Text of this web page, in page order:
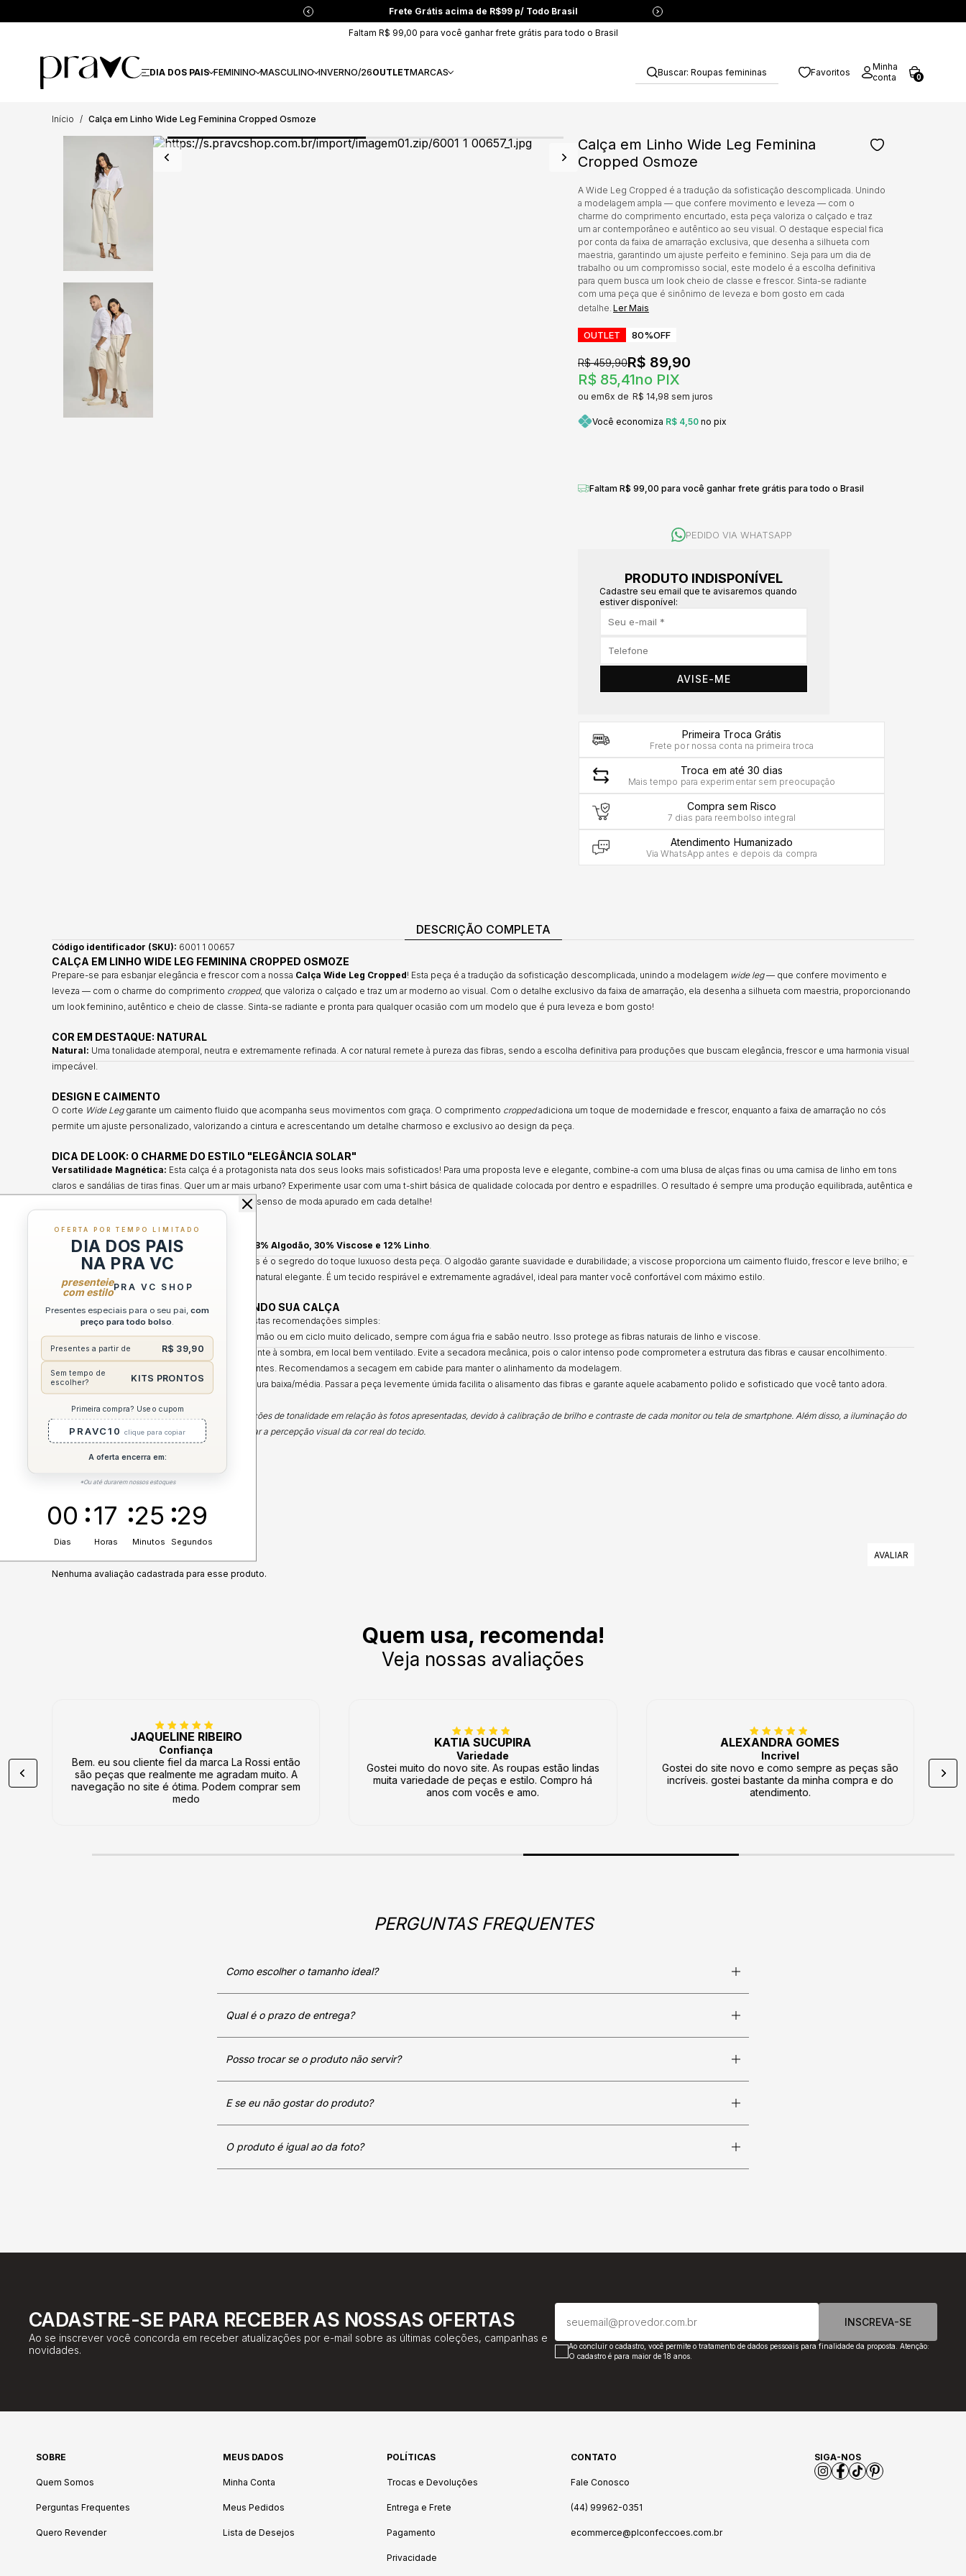
Frete Grátis acima de R$99 p/ Todo Brasil
Faltam R$ 99,00 para você ganhar frete grátis para todo o Brasil
DIA DOS PAIS FEMININO MASCULINO INVERNO/26OUTLETMARCAS Buscar: Roupas femininas Favoritos
Minha
conta
0
Início Calça em Linho Wide Leg Feminina Cropped Osmoze
Calça em Linho Wide Leg Feminina
Cropped Osmoze
A Wide Leg Cropped é a tradução da sofisticação descomplicada. Unindo
a modelagem ampla — que confere movimento e leveza — com o
charme do comprimento encurtado, esta peça valoriza o calçado e traz
um ar contemporâneo e autêntico ao seu visual. O destaque especial fica
por conta da faixa de amarração exclusiva, que desenha a silhueta com
maestria, garantindo um ajuste perfeito e feminino. Seja para um dia de
trabalho ou um compromisso social, este modelo é a escolha definitiva
para quem busca um look cheio de classe e frescor. Sinta-se radiante
com uma peça que é sinônimo de leveza e bom gosto em cada
detalhe.Ler Mais
OUTLET 80%OFF
R$ 85,41no PIX
R$ 459,90R$ 89,90
6x R$ 14,98 sem juros
Você economiza R$ 4,50 no pix
Faltam R$ 99,00 para você ganhar frete grátis para todo o Brasil
PEDIDO VIA WHATSAPP
PRODUTO INDISPONÍVEL
Cadastre seu email que te avisaremos quando
estiver disponível:
AVISE-ME
Primeira Troca Grátis
Frete por nossa conta na primeira troca
Troca em até 30 dias
Mais tempo para experimentar sem preocupação
Compra sem Risco
7 dias para reembolso integral
Atendimento Humanizado
Via WhatsApp antes e depois da compra
DESCRIÇÃO COMPLETA
Código identificador (SKU): 6001 1 00657
CALÇA EM LINHO WIDE LEG FEMININA CROPPED OSMOZE
Prepare-se para esbanjar elegância e frescor com a nossa Calça Wide Leg Cropped! Esta peça é a tradução da sofisticação descomplicada, unindo a modelagem wide leg— que confere movimento e
leveza — com o charme do comprimento cropped, que valoriza o calçado e traz um ar moderno ao visual. Com o detalhe exclusivo da faixa de amarração, ela desenha a silhueta com maestria, proporcionando
um look feminino, autêntico e cheio de classe. Sinta-se radiante e pronta para qualquer ocasião com um modelo que é pura leveza e bom gosto!
COR EM DESTAQUE: NATURAL
Natural: Uma tonalidade atemporal, neutra e extremamente refinada. A cor natural remete à pureza das fibras, sendo a escolha definitiva para produções que buscam elegância, frescor e uma harmonia visual
impecável.
DESIGN E CAIMENTO
O corte Wide Leggarante um caimento fluido que acompanha seus movimentos com graça. O comprimento croppedadiciona um toque de modernidade e frescor, enquanto a faixa de amarração no cós
permite um ajuste personalizado, valorizando a cintura e acrescentando um detalhe charmoso e exclusivo ao design da peça.
DICA DE LOOK: O CHARME DO ESTILO "ELEGÂNCIA SOLAR"
Versatilidade Magnética: Esta calça é a protagonista nata dos seus looks mais sofisticados! Para uma proposta leve e elegante, combine-a com uma blusa de alças finas ou uma camisa de linho em tons
claros e sandálias de tiras finas. Quer um ar mais urbano? Experimente usar com uma t-shirt básica de qualidade colocada por dentro e espadrilles. O resultado é sempre uma produção equilibrada, autêntica e
pronta para transmitir muita energia positiva e um senso de moda apurado em cada detalhe!
COMPOSIÇÃO E CAIMENTO PREMIUM
Blend de Fibras Nobres:Confeccionada com 58% Algodão, 30% Viscose e 12% Linho.
Conforto e Frescor:A combinação dessas fibras é o segredo do toque luxuoso desta peça. O algodão garante suavidade e durabilidade; a viscose proporciona um caimento fluido, frescor e leve brilho; e
o toque de linho confere a estrutura e o aspecto natural elegante. É um tecido respirável e extremamente agradável, ideal para manter você confortável com máximo estilo.
INSTRUÇÕES DE CUIDADO: CONSERVANDO SUA CALÇA
Para manter sua calça sempre como nova, siga estas recomendações simples:
Lavagem Gentil:Higienize preferencialmente à mão ou em ciclo muito delicado, sempre com água fria e sabão neutro. Isso protege as fibras naturais de linho e viscose.
Secagem ao Ar Livre:
Estenda a peça naturalmente à sombra, em local bem ventilado. Evite a secadora mecânica, pois o calor intenso pode comprometer a estrutura das fibras e causar encolhimento.
Preservação:
Lave sempre com cores semelhantes. Recomendamos a secagem em cabide para manter o alinhamento da modelagem.
Passadoria Prática: Utilize o ferro em temperatura baixa/média. Passar a peça levemente úmida facilita o alisamento das fibras e garante aquele acabamento polido e sofisticado que você tanto adora.
Nota: As cores do produto podem apresentar variações de tonalidade em relação às fotos apresentadas, devido à calibração de brilho e contraste de cada monitor ou tela de smartphone. Além disso, a iluminação do
ambiente no momento da fotografia pode influenciar a percepção visual da cor real do tecido.
Nenhuma avaliação cadastrada para esse produto.
Quem usa, recomenda!
Veja nossas avaliações
JAQUELINE RIBEIRO
Confiança
Bem. eu sou cliente fiel da marca La Rossi então
são peças que realmente me agradam muito. A
navegação no site é ótima. Podem comprar sem
medo
KATIA SUCUPIRA
Variedade
Gostei muito do novo site. As roupas estão lindas
muita variedade de peças e estilo. Compro há
anos com vocês e amo.
ALEXANDRA GOMES
Incrivel
Gostei do site novo e como sempre as peças são
incríveis. gostei bastante da minha compra e do
atendimento.
PERGUNTAS FREQUENTES
Como escolher o tamanho ideal?
Qual é o prazo de entrega?
Posso trocar se o produto não servir?
E se eu não gostar do produto?
O produto é igual ao da foto?
CADASTRE-SE PARA RECEBER AS NOSSAS OFERTAS
Ao se inscrever você concorda em receber atualizações por e-mail sobre as últimas coleções, campanhas e
novidades.
INSCREVA-SE
Ao concluir o cadastro, você permite o tratamento de dados pessoais para finalidade da proposta. Atenção:
O cadastro é para maior de 18 anos.
SOBRE
Quem Somos
Perguntas Frequentes
Quero Revender
MEUS DADOS
Minha Conta
Meus Pedidos
Lista de Desejos
POLÍTICAS
Trocas e Devoluções
Entrega e Frete
Pagamento
Privacidade
CONTATO
Fale Conosco
(44) 99962-0351
ecommerce@plconfeccoes.com.br
SIGA-NOS
OFERTA POR TEMPO LIMITADO
DIA DOS PAIS
NA PRA VC
presenteie
com estiloPRA VC SHOP
Presentes especiais para o seu pai, com
preço para todo bolso
Presentes a partir de R$ 39,90
Sem tempo de
escolher?
KITS PRONTOS
Primeira compra? Use o cupom
PRAVC10 clique para copiar
A oferta encerra em:
*Ou até durarem nossos estoques
00
Dias
17
Horas
25
Minutos
29
Segundos